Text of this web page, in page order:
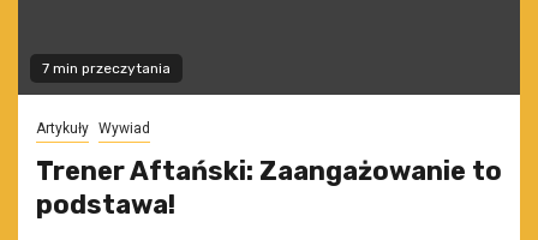
7 min przeczytania
Artykuły Wywiad
Trener Aftański: Zaangażowanie to
podstawa!